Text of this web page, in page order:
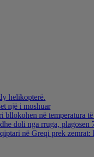
helikopterë.
një i moshuar
në temperatura
doli nga rruga, plagosen
në Greqi prek